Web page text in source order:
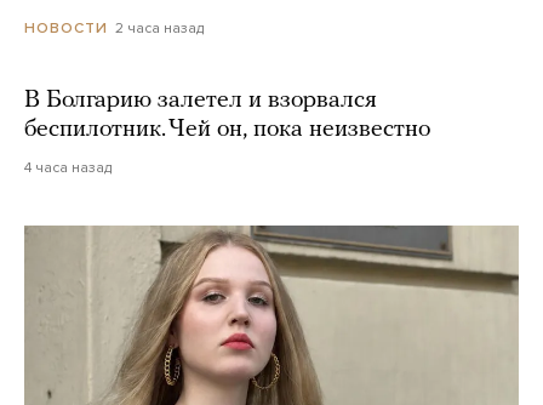
НОВОСТИ 2 часа назад
В Болгарию залетел и взорвался
беспилотник. Чей он, пока неизвестно
4 часа назад